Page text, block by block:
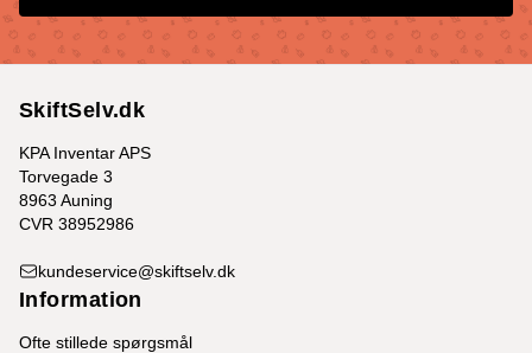
SkiftSelv.dk
KPA Inventar APS
Torvegade 3
8963 Auning
CVR 38952986
kundeservice@skiftselv.dk
Information
Ofte stillede spørgsmål